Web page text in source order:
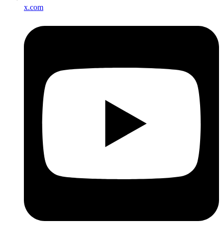
x.com